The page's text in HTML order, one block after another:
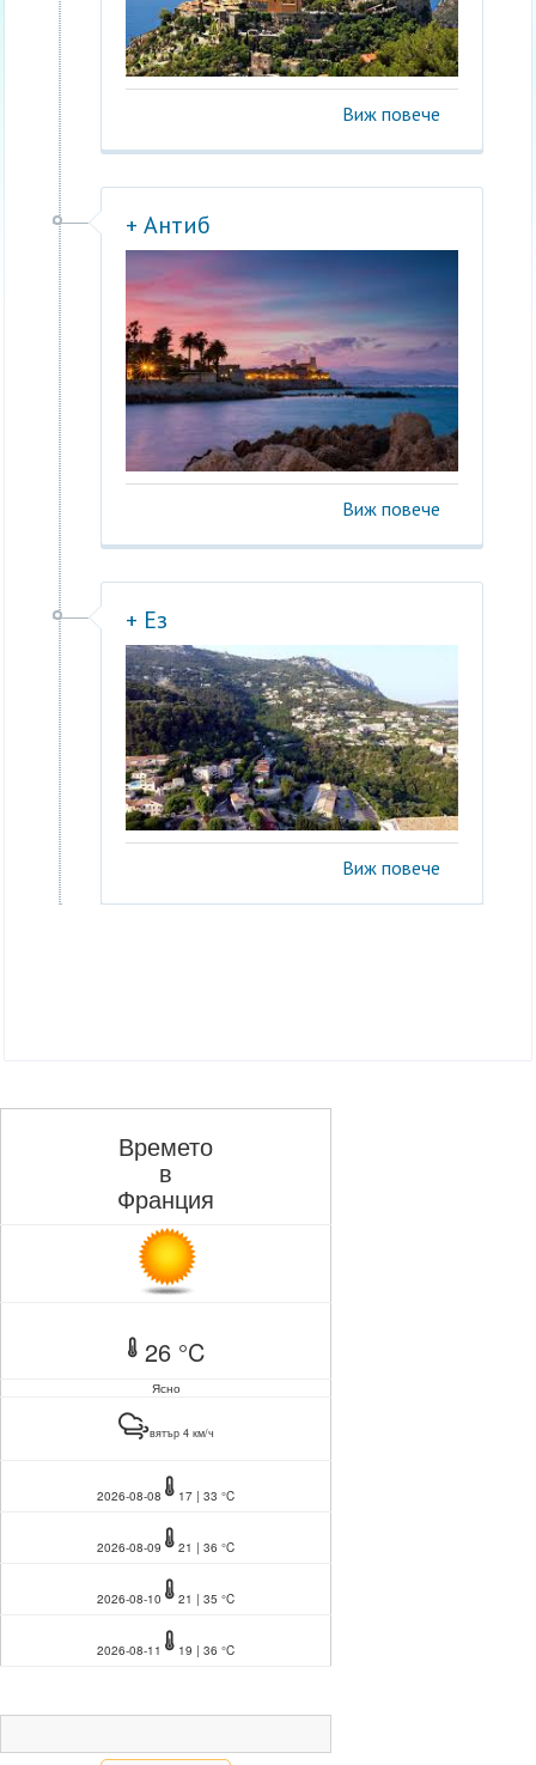
Виж повече
+ Антиб
Виж повече
+ Ез
Виж повече
Времето
в
Франция
26 °C
Ясно
вятър 4 км/ч
2026-08-08 17 | 33 °C
2026-08-09 21 | 36 °C
2026-08-10 21 | 35 °C
2026-08-11 19 | 36 °C